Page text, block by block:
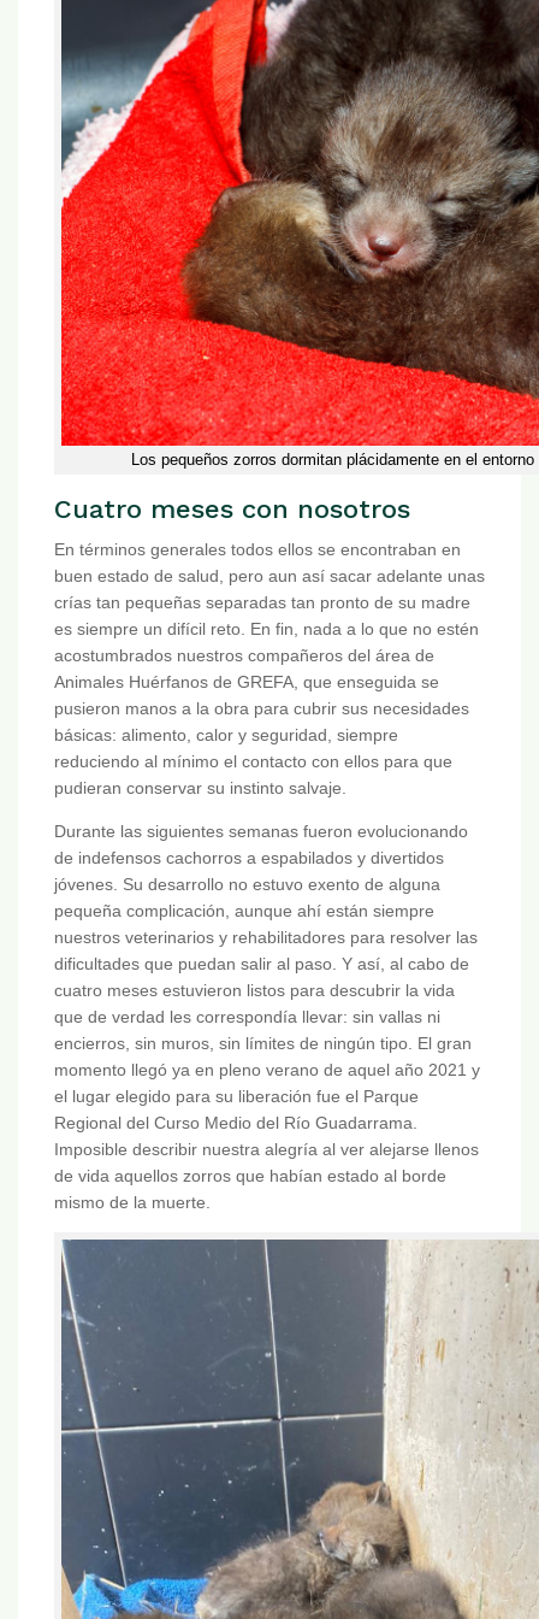
Los pequeños zorros dormitan plácidamente en el
Cuatro meses con nosotros
En términos generales todos ellos se encontraban en
buen estado de salud, pero aun así sacar adelante unas
crías tan pequeñas separadas tan pronto de su madre
es siempre un difícil reto. En fin, nada a lo que no estén
acostumbrados nuestros compañeros del área de
Animales Huérfanos de GREFA, que enseguida se
pusieron manos a la obra para cubrir sus necesidades
básicas: alimento, calor y seguridad, siempre
reduciendo al mínimo el contacto con ellos para que
pudieran conservar su instinto salvaje.
Durante las siguientes semanas fueron evolucionando
de indefensos cachorros a espabilados y divertidos
jóvenes. Su desarrollo no estuvo exento de alguna
pequeña complicación, aunque ahí están siempre
nuestros veterinarios y rehabilitadores para resolver las
dificultades que puedan salir al paso. Y así, al cabo de
cuatro meses estuvieron listos para descubrir la vida
que de verdad les correspondía llevar: sin vallas ni
encierros, sin muros, sin límites de ningún tipo. El gran
momento llegó ya en pleno verano de aquel año 2021 y
el lugar elegido para su liberación fue el Parque
Regional del Curso Medio del Río Guadarrama.
Imposible describir nuestra alegría al ver alejarse llenos
de vida aquellos zorros que habían estado al borde
mismo de la muerte.